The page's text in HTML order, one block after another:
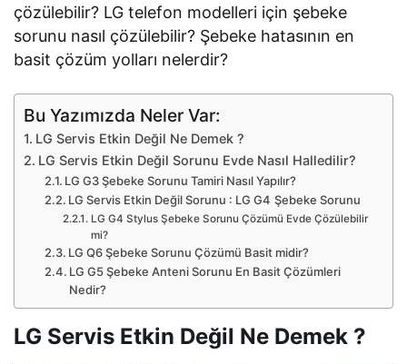
çözülebilir? LG telefon modelleri için şebeke
sorunu nasıl çözülebilir? Şebeke hatasının en
basit çözüm yolları nelerdir?
Bu Yazımızda Neler Var:
LG Servis Etkin Değil Ne Demek ?
LG Servis Etkin Değil Sorunu Evde Nasıl Halledilir?
LG G3 Şebeke Sorunu Tamiri Nasıl Yapılır?
LG Servis Etkin Değil Sorunu : LG G4 Şebeke Sorunu
LG G4 Stylus Şebeke Sorunu Çözümü Evde Çözülebilir
mi?
LG Q6 Şebeke Sorunu Çözümü Basit midir?
LG G5 Şebeke Anteni Sorunu En Basit Çözümleri
Nedir?
LG Servis Etkin Değil Ne Demek ?